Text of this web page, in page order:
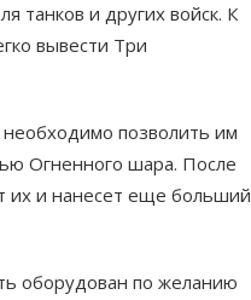
танков и других войск. К
вывести Три
позволить им
Огненного шара. После
их и нанесет еще больший
оборудован по желанию